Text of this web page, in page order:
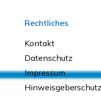
Rechtliches
Kontakt
Datenschutz
Impressum